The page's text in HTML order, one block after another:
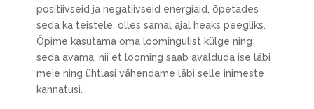
positiivseid ja negatiivseid energiaid, õpetades
seda ka teistele, olles samal ajal heaks peegliks.
Õpime kasutama oma loomingulist külge ning
seda avama, nii et looming saab avalduda ise läbi
meie ning ühtlasi vähendame läbi selle inimeste
kannatusi.